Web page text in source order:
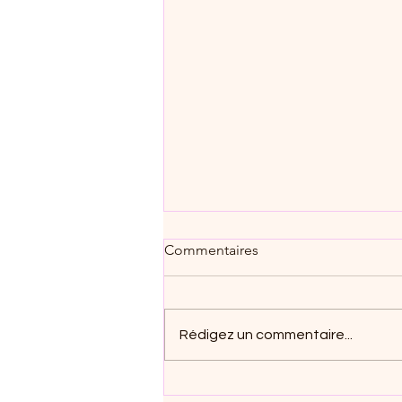
Commentaires
Rédigez un commentaire...